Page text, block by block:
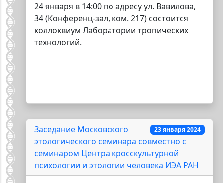
24 января в 14:00 по адресу ул. Вавилова,
34 (Конференц-зал, ком. 217) состоится
коллоквиум Лаборатории тропических
технологий.
23 января 2024
Заседание Московского
этологического семинара совместно с
семинаром Центра кросскультурной
психологии и этологии человека ИЭА РАН